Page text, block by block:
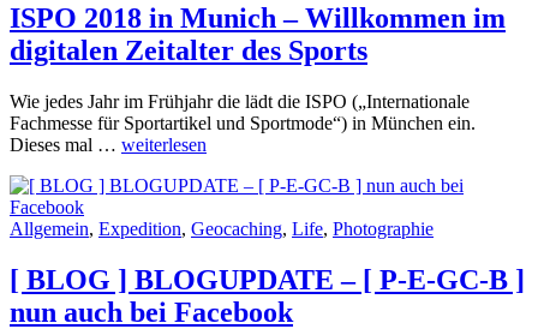
ISPO 2018 in Munich – Willkommen im
digitalen Zeitalter des Sports
Wie jedes Jahr im Frühjahr die lädt die ISPO („Internationale
Fachmesse für Sportartikel und Sportmode“) in München ein.
Dieses mal … ISPO
in
–
im
digitalen
Zeitalter
weiterlesen
Allgemein, Expedition, Geocaching, Life, Photographie
[ BLOG ] BLOGUPDATE – [ P-E-GC-B ]
nun auch bei Facebook